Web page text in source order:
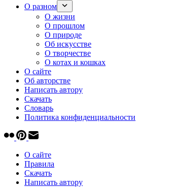
О разном
О жизни
О прошлом
О природе
Об искусстве
О творчестве
О котах и кошках
О сайте
Об авторстве
Написать автору
Скачать
Cловарь
Политика конфиденциальности
О сайте
Правила
Скачать
Написать автору